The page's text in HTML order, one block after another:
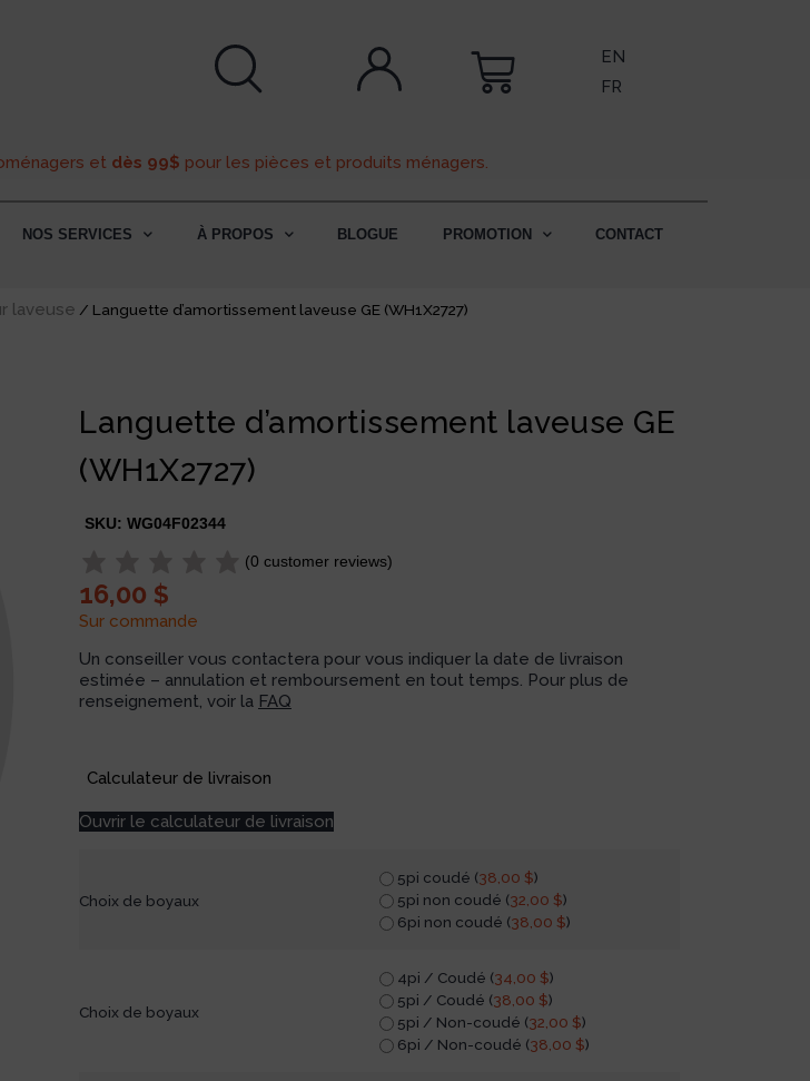
EN
FR
et dès 99$ pour les pièces et produits ménagers.
NOS SERVICES À PROPOS BLOGUE PROMOTION CONTACT
laveuse / Languette d’amortissement laveuse GE (WH1X2727)
Languette d’amortissement laveuse GE
(WH1X2727)
SKU:WG04F02344
(0 customer reviews)
16,00 $
Sur commande
Un conseiller vous contactera pour vous indiquer la date de livraison
estimée – annulation et remboursement en tout temps. Pour plus de
renseignement, voir la FAQ
Calculateur de livraison
Ouvrir le calculateur de livraison
Choix de boyaux
5pi coudé (38,00 $)
5pi non coudé (32,00 $)
6pi non coudé (38,00 $)
Choix de boyaux
4pi / Coudé (34,00 $)
5pi / Coudé (38,00 $)
5pi / Non-coudé (32,00 $)
6pi / Non-coudé (38,00 $)